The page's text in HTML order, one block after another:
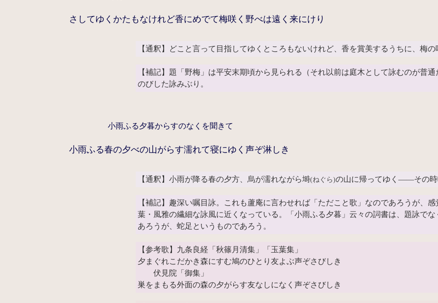
さしてゆくかたもなけれど香にめでて梅咲く野べは遠く来にけり
【通釈】どこと言って目指してゆくところもないけれど、香を賞美するうちに、梅
【補記】題「野梅」は平安末期頃から見られる（それ以前は庭木として詠むのが普
のびした詠みぶり。
小雨ふる夕暮からすのなくを聞きて
小雨ふる春の夕べの山がらす濡れて寝にゆく声ぞ淋しき
【通釈】小雨が降る春の夕方、烏が濡れながら塒(ねぐら)の山に帰ってゆく――その時
【補記】趣深い嘱目詠。これも蘆庵に言わせれば「ただこと歌」なのであろうが、
葉・風雅の繊細な詠風に近くなっている。「小雨ふる夕暮」云々の詞書は、題詠で
あろうが、蛇足というものであろう。
【参考歌】九条良経「秋篠月清集」「玉葉集」
夕まぐれこだかき森にすむ鳩のひとり友よぶ声ぞさびしき
伏見院「御集」
巣をまもる外面の森の夕がらす友なしになく声ぞさびしき